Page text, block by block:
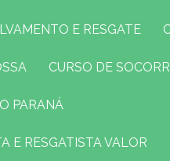
E RESGATE
CURSO DE
PARANÁ
E RESGATISTA VALOR